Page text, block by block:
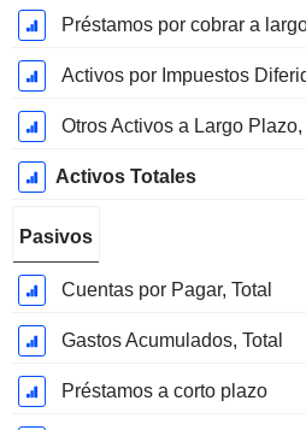
Préstamos por cobrar a
Activos por Impuestos
Otros Activos a Largo Plazo,
Activos Totales
Pasivos
Cuentas por Pagar, Total
Gastos Acumulados, Total
Préstamos a corto plazo